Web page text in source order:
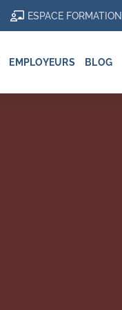
ESPACE FORMATION
EMPLOYEURS BLOG